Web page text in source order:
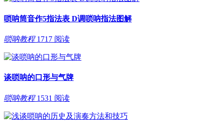
唢呐筒音作5指法表 D调唢呐指法图解
唢呐教程 1717 阅读
谈唢呐的口形与气牌
唢呐教程 1531 阅读